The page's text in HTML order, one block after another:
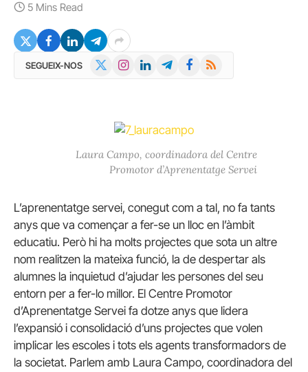
5 Mins Read
SEGUEIX-NOS InstagramLinkedInTelegramFacebook
RSS
Laura Campo, coordinadora del Centre
Promotor d’Aprenentatge Servei
L’aprenentatge servei, conegut com a tal, no fa tants
anys que va començar a fer-se un lloc en l’àmbit
educatiu. Però hi ha molts projectes que sota un altre
nom realitzen la mateixa funció, la de despertar als
alumnes la inquietud d’ajudar les persones del seu
entorn per a fer-lo millor. El Centre Promotor
d’Aprenentatge Servei fa dotze anys que lidera
l’expansió i consolidació d’uns projectes que volen
implicar les escoles i tots els agents transformadors de
la societat. Parlem amb Laura Campo, coordinadora del